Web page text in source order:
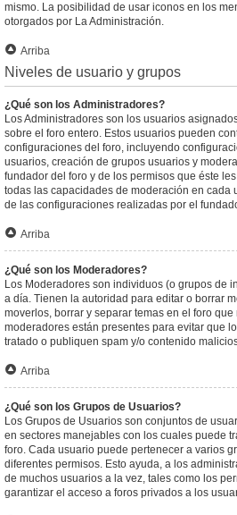
mismo. La posibilidad de usar iconos en los
otorgados por La Administración.
Arriba
Niveles de usuario y grupos
¿Qué son los Administradores?
Los Administradores son los usuarios
sobre el foro entero. Estos usuarios pueden
configuraciones del foro, incluyendo
usuarios, creación de grupos usuarios y
fundador del foro y de los permisos que éste
todas las capacidades de moderación en cada
de las configuraciones realizadas por el
Arriba
¿Qué son los Moderadores?
Los Moderadores son individuos (o grupos de
a día. Tienen la autoridad para editar o borrar
moverlos, borrar y separar temas en el foro
moderadores están presentes para evitar que
tratado o publiquen spam y/o contenido
Arriba
¿Qué son los Grupos de Usuarios?
Los Grupos de Usuarios son conjuntos de
en sectores manejables con los cuales puede
foro. Cada usuario puede pertenecer a varios
diferentes permisos. Esto ayuda, a los
de muchos usuarios a la vez, tales como los
garantizar el acceso a foros privados a los